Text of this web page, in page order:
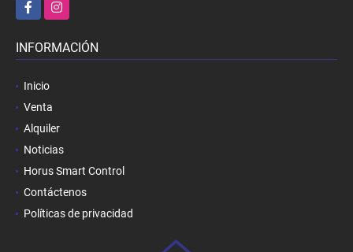
INFORMACIÓN
Inicio
Venta
Alquiler
Noticias
Horus Smart Control
Contáctenos
Políticas de privacidad